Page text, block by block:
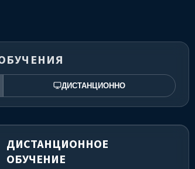
ДИСТАНЦИОННО
ДИСТАНЦИОННОЕ
ОБУЧЕНИЕ